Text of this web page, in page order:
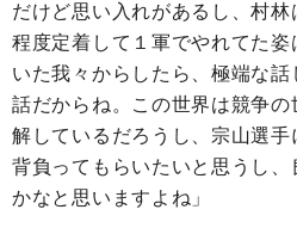
だけど思い入れがあるし、村
程度定着して１軍でやれてた
いた我々からしたら、極端な
話だからね。この世界は競争
解しているだろうし、宗山選
背負ってもらいたいと思うし
かなと思いますよね」